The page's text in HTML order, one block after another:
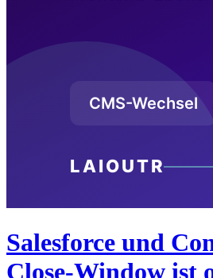
Salesforce und
Close-Window ist